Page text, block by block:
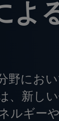
よ
野にお
、新し
ルギー